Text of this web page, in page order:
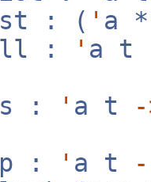
: ( ' a
: ' a t
: ' a t
: ' a t
-